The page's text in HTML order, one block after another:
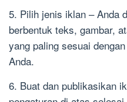
5. Pilih jenis iklan – Anda
berbentuk teks, gambar,
yang paling sesuai
Anda.
6. Buat dan publikasikan